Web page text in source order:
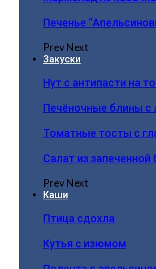
Печенье
PrevNext
Закуски
Нут с антипасти на
Печёночные блины с
Томатные тосты с
Салат из
PrevNext
Каши
Птица сдохла
Кутья с изюмом